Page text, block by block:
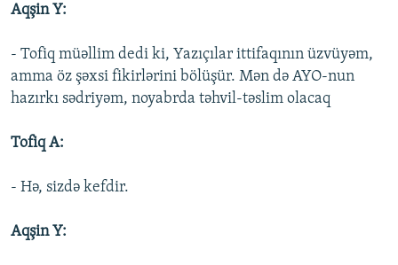
Aqşin Y:
- Tofiq müəllim dedi ki, Yazıçılar ittifaqının üzvüyəm,
amma öz şəxsi fikirlərini bölüşür. Mən də AYO-nun
hazırkı sədriyəm, noyabrda təhvil-təslim olacaq
Tofiq A:
- Hə, sizdə kefdir.
Aqşin Y: